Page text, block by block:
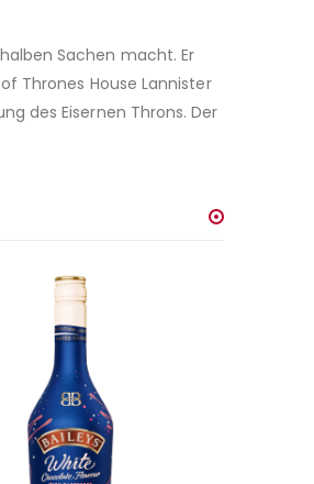
Sachen macht. Er
Thrones House Lannister
des Eisernen Throns. Der